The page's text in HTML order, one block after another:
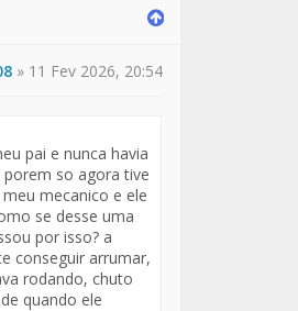
» 11 Fev 2026, 20:54
pai e nunca havia
so agora tive
mecanico e ele
se desse uma
por isso? a
conseguir arrumar,
rodando, chuto
quando ele